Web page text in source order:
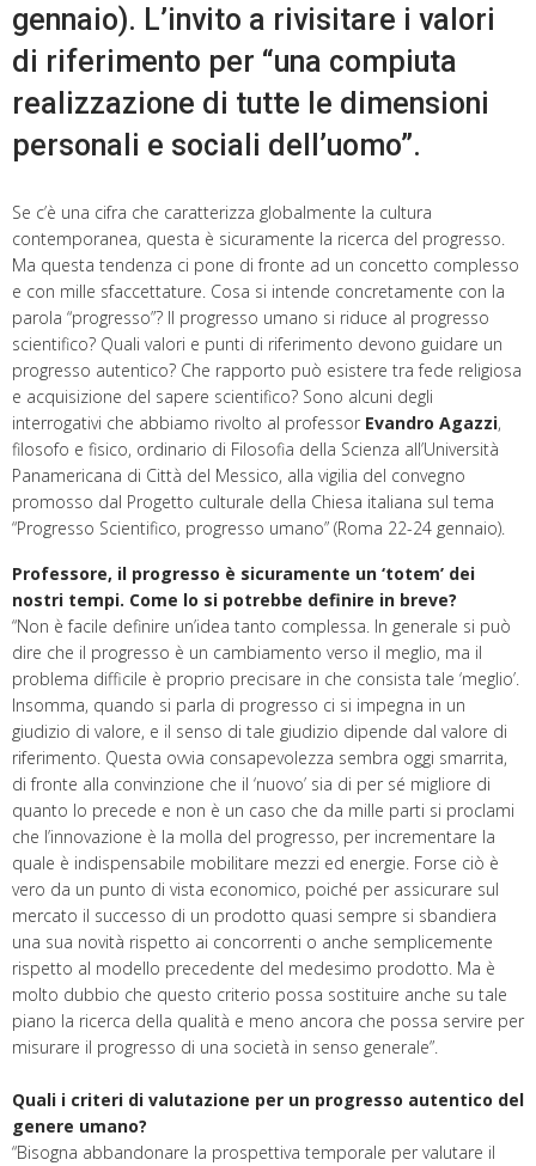
gennaio). L’invito a rivisitare i valori
di riferimento per “una compiuta
realizzazione di tutte le dimensioni
personali e sociali dell’uomo”.
Se c’è una cifra che caratterizza globalmente la cultura
contemporanea, questa è sicuramente la ricerca del progresso.
Ma questa tendenza ci pone di fronte ad un concetto complesso
e con mille sfaccettature. Cosa si intende concretamente con la
parola “progresso”? Il progresso umano si riduce al progresso
scientifico? Quali valori e punti di riferimento devono guidare un
progresso autentico? Che rapporto può esistere tra fede religiosa
e acquisizione del sapere scientifico? Sono alcuni degli
interrogativi che abbiamo rivolto al professor Evandro Agazzi,
filosofo e fisico, ordinario di Filosofia della Scienza all’Università
Panamericana di Città del Messico, alla vigilia del convegno
promosso dal Progetto culturale della Chiesa italiana sul tema
“Progresso Scientifico, progresso umano” (Roma 22-24 gennaio).
Professore, il progresso è sicuramente un ‘totem’ dei
nostri tempi. Come lo si potrebbe definire in breve?
“Non è facile definire un’idea tanto complessa. In generale si può
dire che il progresso è un cambiamento verso il meglio, ma il
problema difficile è proprio precisare in che consista tale ‘meglio’.
Insomma, quando si parla di progresso ci si impegna in un
giudizio di valore, e il senso di tale giudizio dipende dal valore di
riferimento. Questa ovvia consapevolezza sembra oggi smarrita,
di fronte alla convinzione che il ‘nuovo’ sia di per sé migliore di
quanto lo precede e non è un caso che da mille parti si proclami
che l’innovazione è la molla del progresso, per incrementare la
quale è indispensabile mobilitare mezzi ed energie. Forse ciò è
vero da un punto di vista economico, poiché per assicurare sul
mercato il successo di un prodotto quasi sempre si sbandiera
una sua novità rispetto ai concorrenti o anche semplicemente
rispetto al modello precedente del medesimo prodotto. Ma è
molto dubbio che questo criterio possa sostituire anche su tale
piano la ricerca della qualità e meno ancora che possa servire per
misurare il progresso di una società in senso generale”.
Quali i criteri di valutazione per un progresso autentico del
genere umano?
“Bisogna abbandonare la prospettiva temporale per valutare il